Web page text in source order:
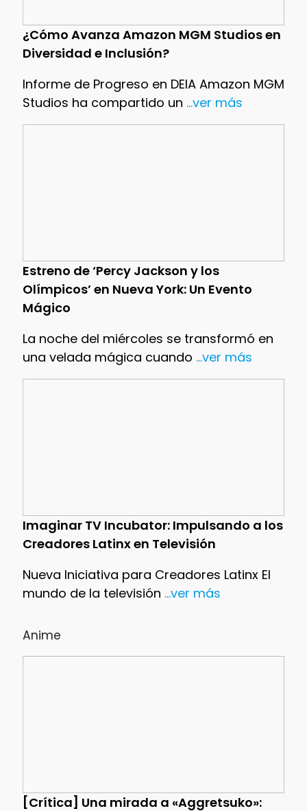
¿Cómo Avanza Amazon MGM Studios en
Diversidad e Inclusión?
Informe de Progreso en DEIA Amazon MGM
Studios ha compartido un ...ver más
Estreno de ‘Percy Jackson y los
Olímpicos’ en Nueva York: Un Evento
Mágico
La noche del miércoles se transformó en
una velada mágica cuando ...ver más
Imaginar TV Incubator: Impulsando a los
Creadores Latinx en Televisión
Nueva Iniciativa para Creadores Latinx El
mundo de la televisión ...ver más
Anime
[Crítica] Una mirada a «Aggretsuko»: